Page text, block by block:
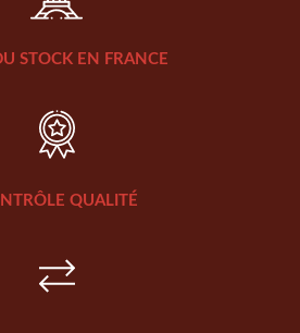
STOCK EN FRANCE
QUALITÉ